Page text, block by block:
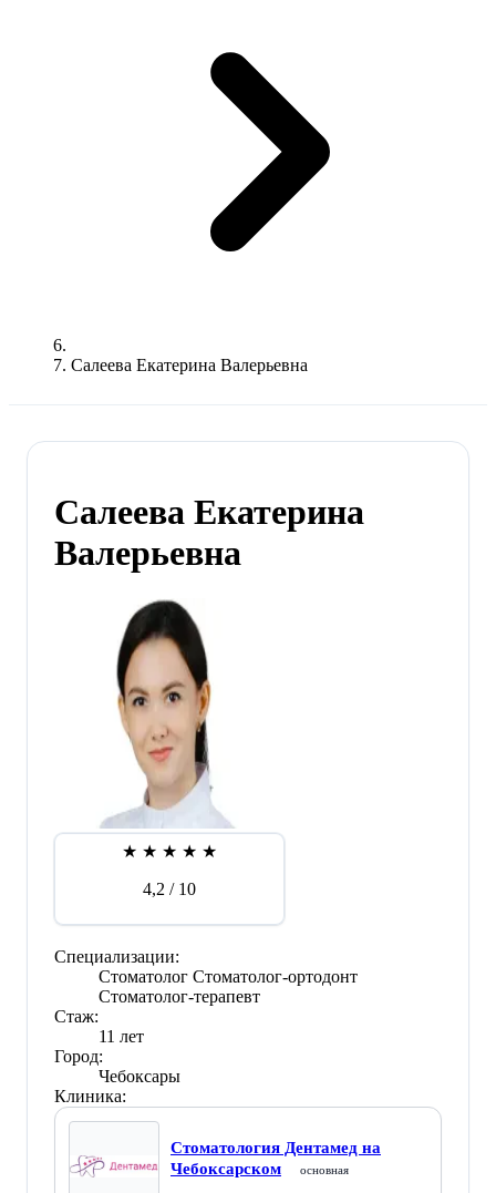
Салеева Екатерина Валерьевна
Салеева Екатерина
Валерьевна
★ ★ ★ ★ ★
4,2 / 10
Специализации:
Стоматолог Стоматолог-ортодонт
Стоматолог-терапевт
Стаж:
11 лет
Город:
Чебоксары
Клиника:
Стоматология Дентамед на
Чебоксарском
основная